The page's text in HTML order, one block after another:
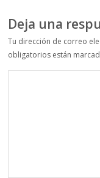
Deja una
Tu dirección de correo
obligatorios están